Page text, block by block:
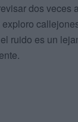
dos
ruido es un